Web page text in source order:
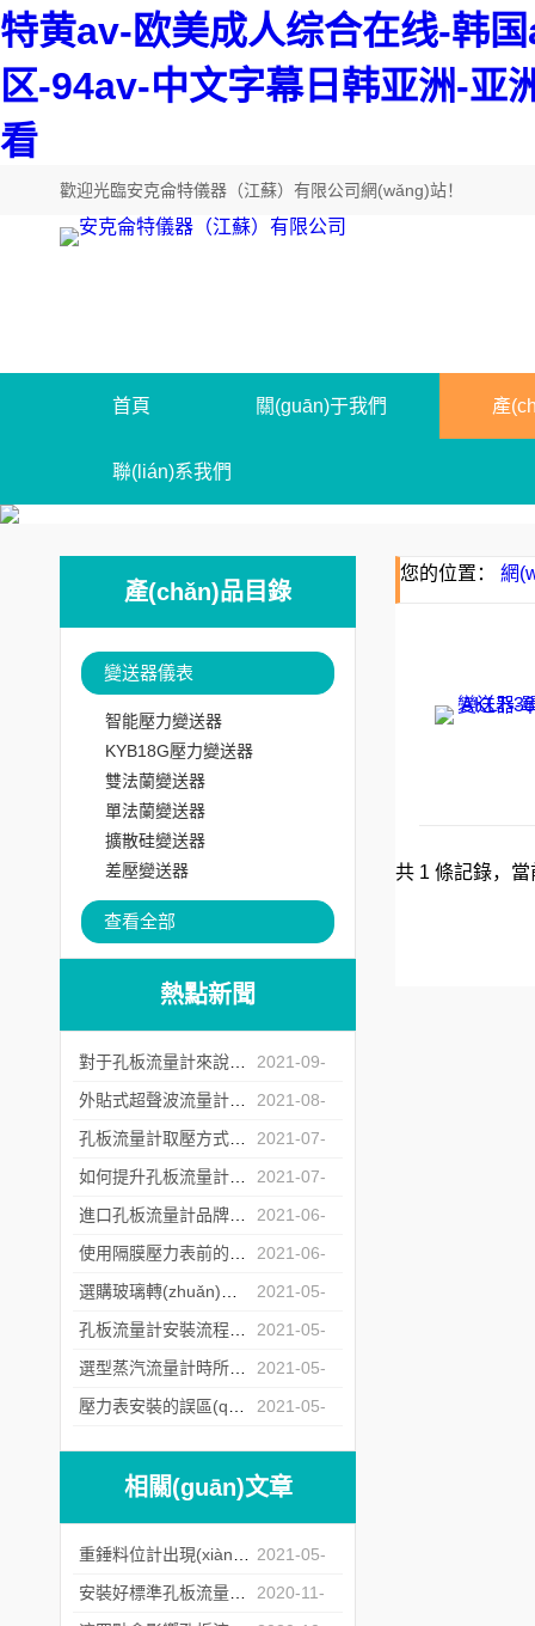
特黄av-欧美成人综合在线-韩
区-94av-中文字幕日韩亚洲-亚
看
歡迎光臨安克侖特儀器（江蘇）有限公司網(wǎng)站！
首頁 關(guān)于我們 產
聯(lián)系我們
產(chǎn)品目錄
變送器儀表
智能壓力變送器
KYB18G壓力變送器
雙法蘭變送器
單法蘭變送器
擴散硅變送器
差壓變送器
查看全部
熱點新聞
2021-09-
07
2021-08-
20
2021-07-
23
2021-07-
06
2021-06-
17
2021-06-
04
2021-05-
26
2021-05-
17
2021-05-
12
2021-05-
相關(guān)文章
2021-05-
24
2020-11-
您的位置： 網
共 1 條記錄，